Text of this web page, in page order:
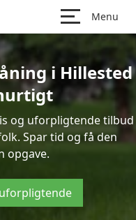
Menu
i Hillested
og uforpligtende tilbud
Spar tid og få den
opgave.